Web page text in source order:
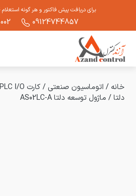
برای دریافت پیش فاکتور و هر گونه
09124744857
خانه / اتوماسیون صنعتی /کارت PLC I/O
دلتا/ ماژول توسعه دلتا AS02LC-A